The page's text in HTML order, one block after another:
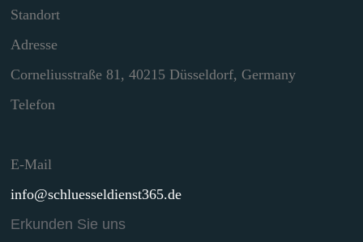
Standort
Adresse
Corneliusstraße 81, 40215 Düsseldorf, Germany
Telefon
E-Mail
info@schluesseldienst365.de
Erkunden Sie uns